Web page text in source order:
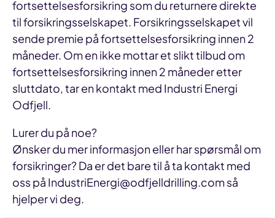
fortsettelsesforsikring som du returnere direkte
til forsikringsselskapet. Forsikringsselskapet vil
sende premie på fortsettelsesforsikring innen 2
måneder. Om en ikke mottar et slikt tilbud om
fortsettelsesforsikring innen 2 måneder etter
sluttdato, tar en kontakt med Industri Energi
Odfjell.
Lurer du på noe?
Ønsker du mer informasjon eller har spørsmål om
forsikringer? Da er det bare til å ta kontakt med
oss på IndustriEnergi@odfjelldrilling.com så
hjelper vi deg.